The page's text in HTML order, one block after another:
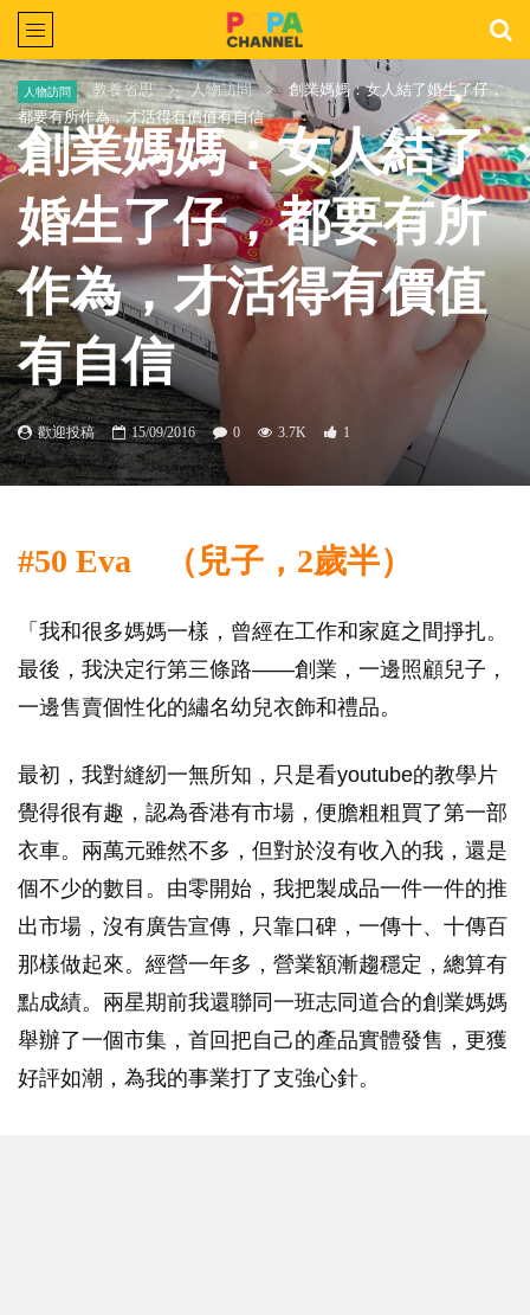
Home 教養省思 人物訪問
創業媽媽：女人結了婚生了仔，
都要有所作為，才活得有價值有自信
人物訪問
創業媽媽：女人結了
婚生了仔，都要有所
作為，才活得有價值
有自信
歡迎投稿 15/09/2016 0 3.7K 1
#50 Eva （兒子，2歲半）
「我和很多媽媽一樣，曾經在工作和家庭之間掙扎。
最後，我決定行第三條路——創業，一邊照顧兒子，
一邊售賣個性化的繡名幼兒衣飾和禮品。
最初，我對縫紉一無所知，只是看youtube的教學片
覺得很有趣，認為香港有市場，便膽粗粗買了第一部
衣車。兩萬元雖然不多，但對於沒有收入的我，還是
個不少的數目。由零開始，我把製成品一件一件的推
出市場，沒有廣告宣傳，只靠口碑，一傳十、十傳百
那樣做起來。經營一年多，營業額漸趨穩定，總算有
點成績。兩星期前我還聯同一班志同道合的創業媽媽
舉辦了一個市集，首回把自己的產品實體發售，更獲
好評如潮，為我的事業打了支強心針。